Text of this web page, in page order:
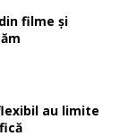
filme și
au limite